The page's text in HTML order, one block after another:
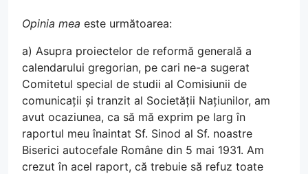
Opinia mea este următoarea:
a) Asupra proiectelor de reformă generală a
calendarului gregorian, pe cari ne-a sugerat
Comitetul special de studii al Comisiunii de
comunicații și tranzit al Societății Națiunilor, am
avut ocaziunea, ca să mă exprim pe larg în
raportul meu înaintat Sf. Sinod al Sf. noastre
Biserici autocefale Române din 5 mai 1931. Am
crezut în acel raport, că trebuie să refuz toate